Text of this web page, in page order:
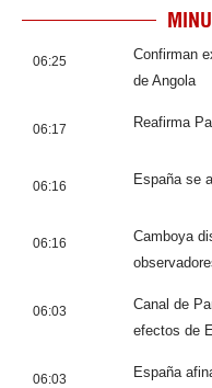
06:25
Confirman
de Angola
06:17 Reafirma
06:16 España se
06:16
Camboya
06:03
Canal de
efectos de
06:03
España